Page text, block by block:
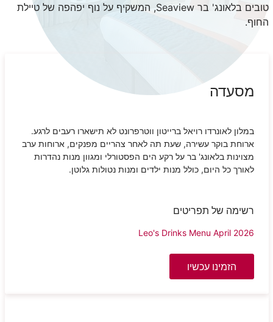
טובים בלאונג' ברSeaview, המשקיף על נוף יפהפה של טיילת
החוף.
מסעדה
במלון לאונרדו רויאל ברייטון ווטרפרונט לא תישארו רעבים לרגע.
ארוחת בוקר עשירה, שעת תה לאחר צהריים מפנקים, ארוחות ערב
מצוינות בלאונג' בר על רקע הים הפסטורלי ומגוון מנות נהדרות
לאורך כל היום, כולל מנות ילדים ומנות נטולות גלוטן.
רשימה של תפריטים
Leo's Drinks Menu April 2026
הזמינו עכשיו